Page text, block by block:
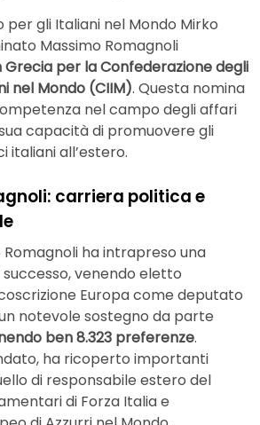
per gli Italiani nel Mondo Mirko
Massimo Romagnoli
per la Confederazione degli
nel Mondo (CIIM). Questa nomina
nel campo degli affari
capacità di promuovere gli
italiani all’estero.
carriera politica e
Romagnoli ha intrapreso una
venendo eletto
Europa come deputato
notevole sostegno da parte
ben 8.323 preferenze.
ha ricoperto importanti
di responsabile estero del
di Forza Italia e